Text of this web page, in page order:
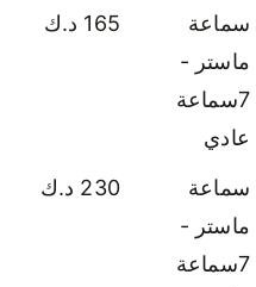
سماعة
ماستر -
7سماعة
عادي
165 د.ك
سماعة
ماستر -
7سماعة
230 د.ك